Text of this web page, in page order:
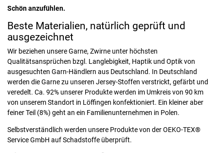
Schön anzufühlen.
Beste Materialien, natürlich geprüft und
ausgezeichnet
Wir beziehen unsere Garne, Zwirne unter höchsten
Qualitätsansprüchen bzgl. Langlebigkeit, Haptik und Optik von
ausgesuchten Garn-Händlern aus Deutschland. In Deutschland
werden die Garne zu unseren Jersey-Stoffen verstrickt, gefärbt und
veredelt. Ca. 92% unserer Produkte werden im Umkreis von 90 km
von unserem Standort in Löffingen konfektioniert. Ein kleiner aber
feiner Teil (8%) geht an ein Familienunternehmen in Polen.
Selbstverständlich werden unsere Produkte von der OEKO-TEX®
Service GmbH auf Schadstoffe überprüft.